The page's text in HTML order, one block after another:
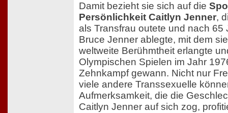
Damit bezieht sie sich auf die
Persönlichkeit Caitlyn Jenner,
als Transfrau outete und nach 65
Bruce Jenner ablegte, mit dem
weltweite Berühmtheit erlangte
Olympischen Spielen im Jahr
Zehnkampf gewann. Nicht nur
viele andere Transsexuelle
Aufmerksamkeit, die die
Caitlyn Jenner auf sich zog,